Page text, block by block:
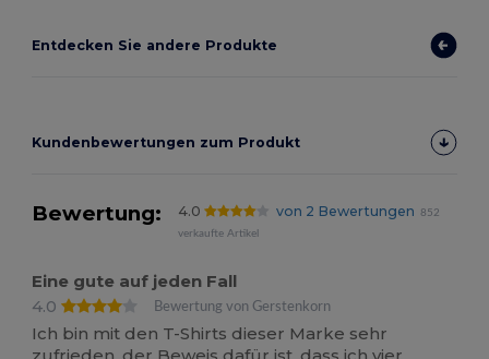
Entdecken Sie andere Produkte
Kundenbewertungen zum Produkt
Bewertung: 4.0 von 2 Bewertungen
852
verkaufte Artikel
Eine gute auf jeden Fall
4.0
Bewertung von Gerstenkorn
Ich bin mit den T-Shirts dieser Marke sehr